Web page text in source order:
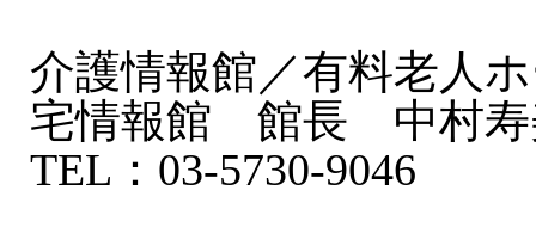
介護情報館／有料老人
宅情報館 館長 中村寿
TEL：03-5730-9046